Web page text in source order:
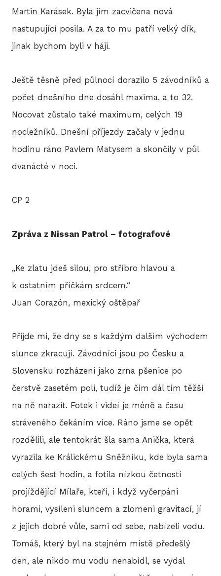
Martin Karásek. Byla jím zacvičena nová
nastupující posila. A za to mu patří velký dík,
jinak bychom byli v háji.
Ještě těsně před půlnocí dorazilo 5 závodníků a
počet dnešního dne dosáhl maxima, a to 32.
Nocovat zůstalo také maximum, celých 19
nocležníků. Dnešní příjezdy začaly v jednu
hodinu ráno Pavlem Matysem a skončily v půl
dvanácté v noci.
CP 2
Zpráva z Nissan Patrol – fotografové
„Ke zlatu jdeš silou, pro stříbro hlavou a
k ostatním příčkám srdcem.“
Juan Corazón, mexický oštěpař
Přijde mi, že dny se s každým dalším východem
slunce zkracují. Závodníci jsou po Česku a
Slovensku rozházeni jako zrna pšenice po
čerstvě zasetém poli, tudíž je čím dál tím těžší
na ně narazit. Fotek i videí je méně a času
stráveného čekáním více. Ráno jsme se opět
rozdělili, ale tentokrát šla sama Anička, která
vyrazila ke Králickému Sněžníku, kde byla sama
celých šest hodin, a fotila nízkou četností
projíždějící Mílaře, kteří, i když vyčerpáni
horami, vysíleni sluncem a zlomeni gravitací, jí
z jejich dobré vůle, sami od sebe, nabízeli vodu.
Tomáš, který byl na stejném místě předešlý
den, ale nikdo mu vodu nenabídl, se vydal